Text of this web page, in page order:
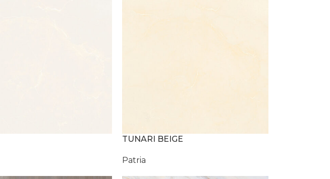
TUNARI BEIGE
Patria